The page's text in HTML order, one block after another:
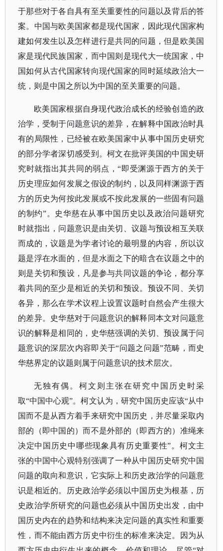
于那些对于各自具有至关重要性的问题以及背后的答
案。中国与欧美国家都是现代国家，因此现代国家构
建如何发生以及怎样进行是共同的问题，但是欧美国
家是现代民族国家，而中国则是现代大一统国家，中
国如何从古代国家转向现代国家的同时延续政治大一
统，则是中国之所以为中国的至关重要的问题。
欧美国家根据自身现代政治成长的经验创造的政
治学，受制于问题意识的差异，在解释中国政治时具
有的局限性，已经被在欧美国家中从事中国历史研究
的部分学者深切感受到。柯文在批评美国的中国史研
究时就指出其共同的弱点，“即受渊源于西方的关于
历史理应如何发展之假设的制约，以及同样渊源于西
方的历史为何按此发展或不按此发展的一些固有问题
的制约”。史华慈在从事中国历史以及政治问题研究
时就指出，问题意识是由关切、议题与预设相互关联
而成的，议题是为学者讨论的最明显的内容，所以议
题是浮在水面的，但是水面之下的暗含在议题之中的
则是关切和预设，凡是参与共同议题的争论，都分享
着共同的至少是相近的关切和预设。预设不同、关切
各异，那么在学术议程上设置议题时自然会产生很大
的差异。史华慈对于问题意识的解释同本文对问题意
识的解释是相同的，史华慈强调的关切、预设属于问
题意识的深层次内容即关于“问题之问题”范畴，而史
华慈界定的议题则属于问题意识的技术层次。
无独有偶。柯文则主张在研究中国历史时采
取“中国中心观”。柯文认为，研究中国历史应该“从中
国而不是从西方着手来研究中国历史，并尽量采取内
部的（即中国的）而不是外部的（即西方的）准绳来
决定中国历史中哪些现象具有历史重要性”。柯文主
张的中国中心观特别强调了一种从中国历史研究中国
问题的取向和意识，它实际上和历史政治学的问题意
识是相近的。历史政治学必须以中国历史为根基，历
史政治学所研究的问题也必须从中国历史出发，由中
国历史内在的趋势和结构来决定问题的真实性和重要
性，而不能由西方历史中衍生的标准来决定。因为从